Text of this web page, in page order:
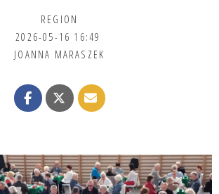
REGION
2026-05-16 16:49
JOANNA MARASZEK